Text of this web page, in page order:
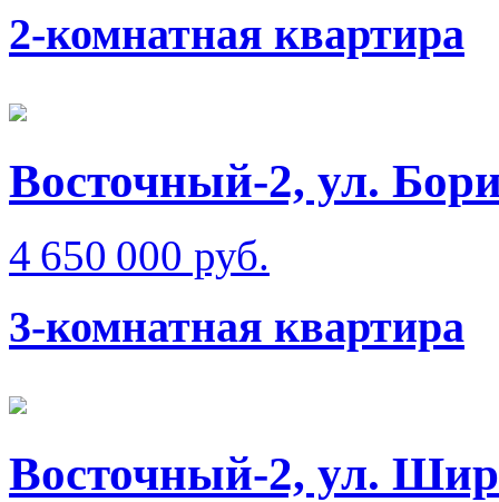
2-комнатная квартира
Восточный-2, ул.
4 650 000 руб.
3-комнатная квартира
Восточный-2, ул.